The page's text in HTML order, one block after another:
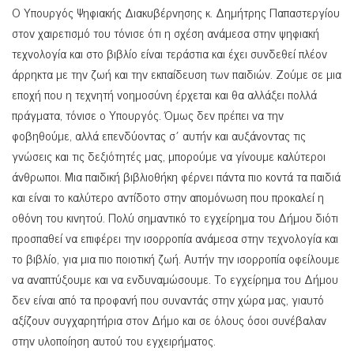
Ο Υπουργός Ψηφιακής Διακυβέρνησης κ. Δημήτρης Παπαστεργίου
στον χαιρετισμό του τόνισε ότι η σχέση ανάμεσα στην ψηφιακή
τεχνολογία και στο βιβλίο είναι τεράστια και έχει συνδεθεί πλέον
άρρηκτα με την ζωή και την εκπαίδευση των παιδιών. Ζούμε σε μια
εποχή που η τεχνητή νοημοσύνη έρχεται και θα αλλάξει πολλά
πράγματα, τόνισε ο Υπουργός. Όμως δεν πρέπει να την
φοβηθούμε, αλλά επενδύοντας σ΄ αυτήν και αυξάνοντας τις
γνώσεις και τις δεξιότητές μας, μπορούμε να γίνουμε καλύτεροι
άνθρωποι. Μια παιδική βιβλιοθήκη φέρνει πάντα πιο κοντά τα παιδιά
και είναι το καλύτερο αντίδοτο στην απομόνωση που προκαλεί η
οθόνη του κινητού. Πολύ σημαντικό το εγχείρημα του Δήμου διότι
προσπαθεί να επιφέρει την ισορροπία ανάμεσα στην τεχνολογία και
το βιβλίο, για μια πιο ποιοτική ζωή. Αυτήν την ισορροπία οφείλουμε
να αναπτύξουμε και να ενδυναμώσουμε. Το εγχείρημα του Δήμου
δεν είναι από τα προφανή που συναντάς στην χώρα μας, γιαυτό
αξίζουν συγχαρητήρια στον Δήμο και σε όλους όσοι συνέβαλαν
στην υλοποίηση αυτού του εγχειρήματος.